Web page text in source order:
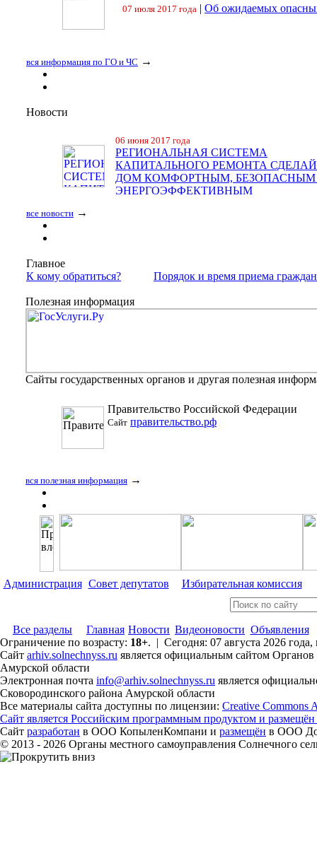
07 июля 2017 года | Об ожидаемых
вся информация по ГО и ЧС →
Новости
06 июня 2017 года
РЕГИОНАЛЬНАЯ СИСТЕМА
КАПИТАЛЬНОГО РЕМОНТА
ДОМ КОМФОРТНЫМ, БЕЗОПАСНЫМ
ЭНЕРГОЭФФЕКТИВНЫМ
все новости →
Главное
К кому обратиться?
Порядок и время приема
Полезная информация
Сайты государственных органов и другая полезная
Правительство Российской Федерации
Сайт правительство.рф
вся полезная информация →
Администрация Совет депутатов Избирательная комиссия
Все разделы Главная Новости Видеоновости Объявления
Ограничение по возрасту: 18+. | Сегодня: 07 августа 2026
Сайт arhiv.solnechnyss.ru является официальным сайтом Органов
Амурской области
Электронная почта info@arhiv.solnechnyss.ru является
Сковородинского района Амурской области
Все материалы сайта доступны по лицензии: Creative Commons
Сайт является Российским программным продуктом и
Сайт разработан в ООО КопыленКомпани и размещён в ООО
© 2013 - 2026 Органы местного самоуправления Солнечного